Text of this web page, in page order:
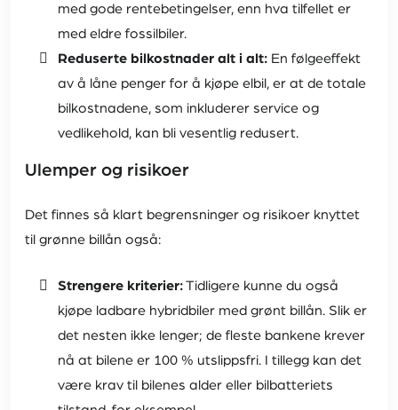
med gode rentebetingelser, enn hva tilfellet er
med eldre fossilbiler.
Reduserte bilkostnader alt i alt: En følgeeffekt
av å låne penger for å kjøpe elbil, er at de totale
bilkostnadene, som inkluderer service og
vedlikehold, kan bli vesentlig redusert.
Ulemper og risikoer
Det finnes så klart begrensninger og risikoer knyttet
til grønne billån også:
Strengere kriterier:Tidligere kunne du også
kjøpe ladbare hybridbiler med grønt billån. Slik er
det nesten ikke lenger; de fleste bankene krever
nå at bilene er 100 % utslippsfri. I tillegg kan det
være krav til bilenes alder eller bilbatteriets